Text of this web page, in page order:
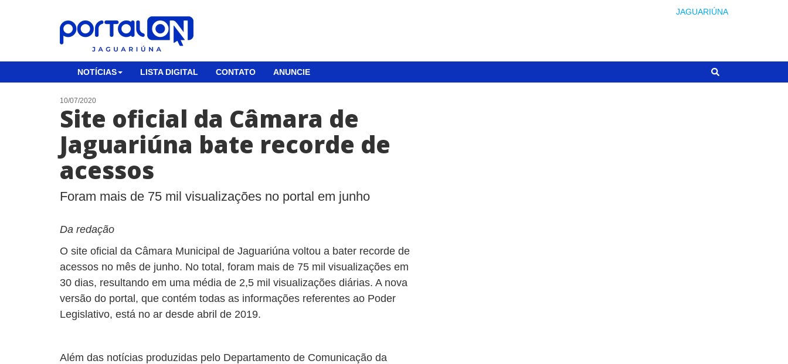
JAGUARIÚNA
NOTÍCIAS LISTA DIGITAL CONTATO ANUNCIE
10/07/2020
Site oficial da Câmara de
Jaguariúna bate recorde de
acessos
Foram mais de 75 mil visualizações no portal em junho
Da redação
O site oficial da Câmara Municipal de Jaguariúna voltou a bater recorde de
acessos no mês de junho. No total, foram mais de 75 mil visualizações em
30 dias, resultando em uma média de 2,5 mil visualizações diárias. A nova
versão do portal, que contém todas as informações referentes ao Poder
Legislativo, está no ar desde abril de 2019.
Além das notícias produzidas pelo Departamento de Comunicação da